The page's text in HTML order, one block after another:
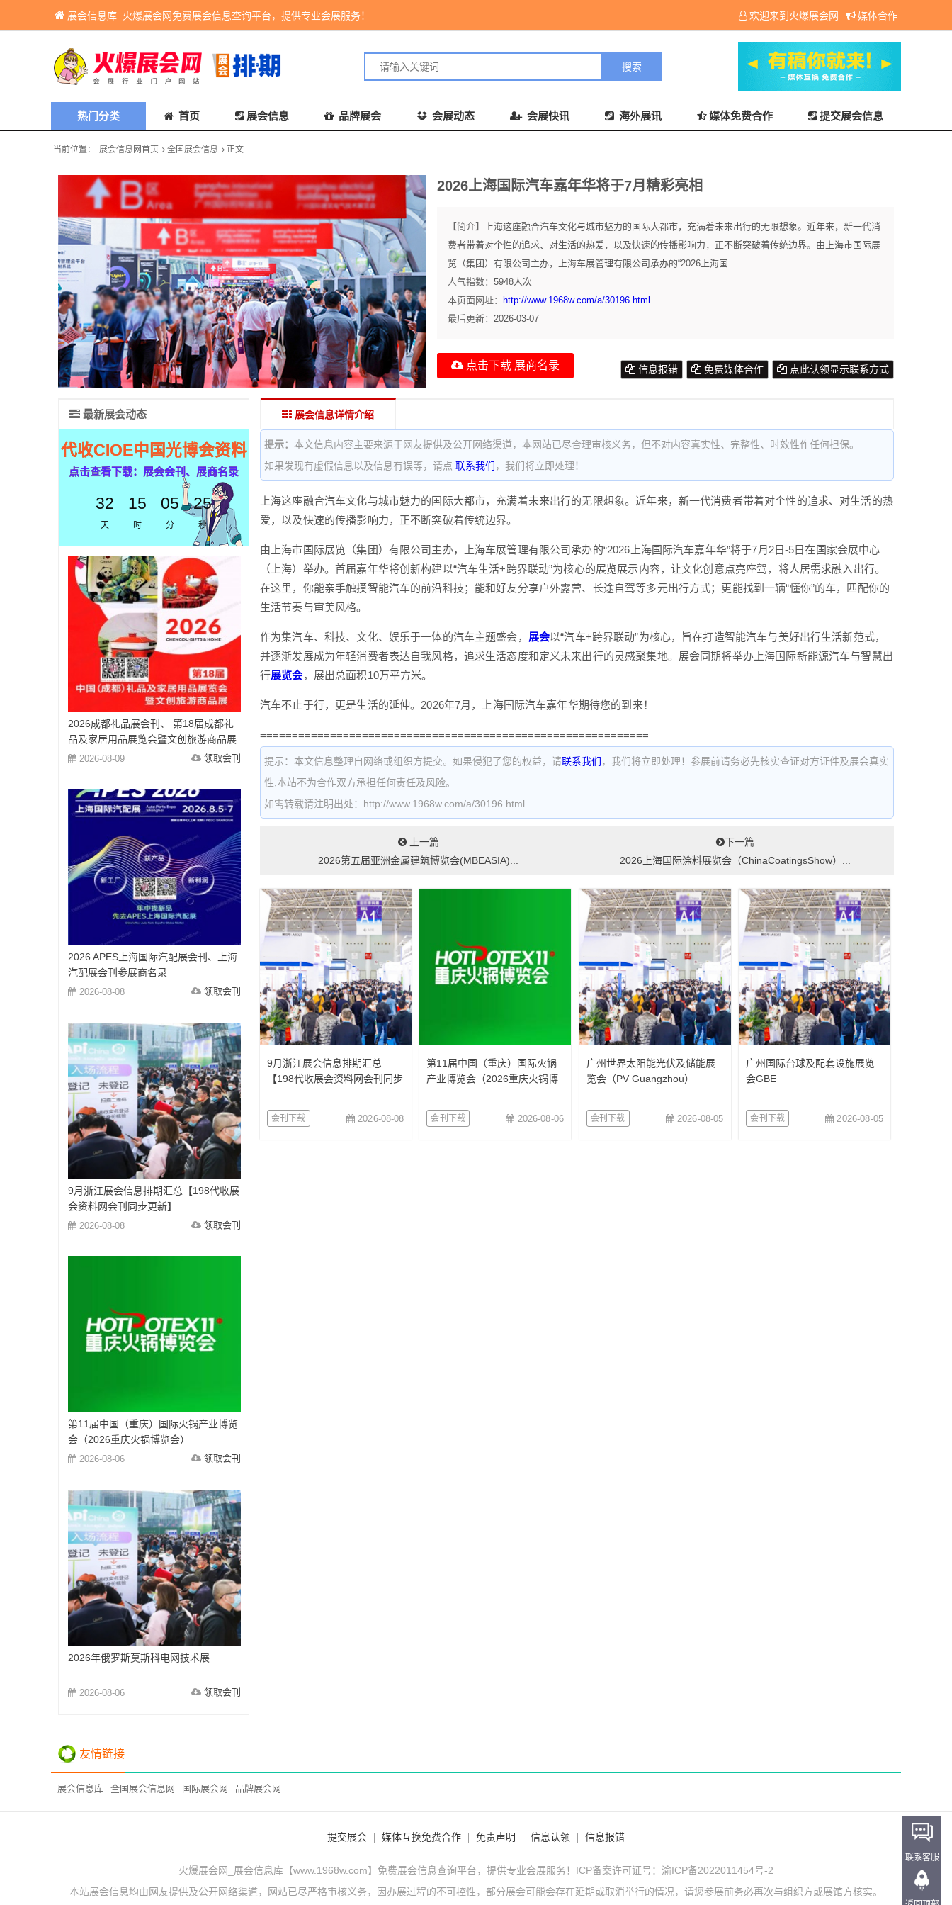
展会信息库_火爆展会网免费展会信息查询平台，提供专业会展服务！ 欢迎来到火爆展会网 媒体合作
热门分类 首页 展会信息 品牌展会 会展动态 会展快讯 海外展讯 媒体免费合作 提交展会信息
当前位置： 展会信息网首页 全国展会信息 正文
2026上海国际汽车嘉年华将于7月精彩亮相
【简介】
上海这座融合汽车文化与城市魅力的国际大都市，充满着未来出行的无限想象。近年来，新一代消
费者带着对个性的追求、对生活的热爱，以及快速的传播影响力，正不断突破着传统边界。由上海市国际展
览（集团）有限公司主办，上海车展管理有限公司承办的“2026上海国...
人气指数： 5948人次
本页面网址：
http://www.1968w.com/a/30196.html
最后更新： 2026-03-07
点击下载 展商名录 点此认领显示联系方式
免费媒体合作
信息报错
展会信息详情介绍
提示： 本文信息内容主要来源于网友提供及公开网络渠道，本网站已尽合理审核义务，但不对内容真实性、完整性、时效性作任何担保。
如果发现有虚假信息以及信息有误等，请点 联系我们 ，我们将立即处理！
上海这座融合汽车文化与城市魅力的国际大都市，充满着未来出行的无限想象。近年来，新一代消费者带着对个性的追求、对生活的热
爱，以及快速的传播影响力，正不断突破着传统边界。
由上海市国际展览（集团）有限公司主办，上海车展管理有限公司承办的“2026上海国际汽车嘉年华”将于7月2日-5日在国家会展中心
（上海）举办。首届嘉年华将创新构建以“汽车生活+跨界联动”为核心的展览展示内容，让文化创意点亮座驾，将人居需求融入出行。
在这里，你能亲手触摸智能汽车的前沿科技；能和好友分享户外露营、长途自驾等多元出行方式；更能找到一辆“懂你”的车，匹配你的
生活节奏与审美风格。
作为集汽车、科技、文化、娱乐于一体的汽车主题盛会， 展会以“汽车+跨界联动”为核心，旨在打造智能汽车与美好出行生活新范式，
并逐渐发展成为年轻消费者表达自我风格，追求生活态度和定义未来出行的灵感聚集地。展会同期将举办上海国际新能源汽车与智慧出
行展览会，展出总面积10万平方米。
汽车不止于行，更是生活的延伸。2026年7月，上海国际汽车嘉年华期待您的到来！
=============================================================
提示：本文信息整理自网络或组织方提交。如果侵犯了您的权益，请联系我们 ，我们将立即处理！参展前请务必先核实查证对方证件及展会真实
性,本站不为合作双方承担任何责任及风险。
如需转载请注明出处：http://www.1968w.com/a/30196.html
上一篇
2026第五届亚洲金属建筑博览会(MBEASIA)...
下一篇
2026上海国际涂料展览会（ChinaCoatingsShow）...
9月浙江展会信息排期汇总
【198代收展会资料网会刊同步
会刊下载 2026-08-08
第11届中国（重庆）国际火锅
产业博览会（2026重庆火锅博
会刊下载 2026-08-06
广州世界太阳能光伏及储能展
览会（PV Guangzhou）
会刊下载 2026-08-05
广州国际台球及配套设施展览
会GBE
会刊下载 2026-08-05
最新展会动态
代收CIOE中国光博会资料
点击查看下载：展会会刊、展商名录
32
天
15
时
05
分
24
秒
2026成都礼品展会刊、 第18届成都礼
品及家居用品展览会暨文创旅游商品展
会刊参展商名录
2026-08-09 领取会刊
2026 APES上海国际汽配展会刊、上海
汽配展会刊参展商名录
2026-08-08 领取会刊
9月浙江展会信息排期汇总【198代收展
会资料网会刊同步更新】
2026-08-08 领取会刊
第11届中国（重庆）国际火锅产业博览
会（2026重庆火锅博览会）
2026-08-06 领取会刊
2026年俄罗斯莫斯科电网技术展
2026-08-06 领取会刊
友情链接
展会信息库 全国展会信息网 国际展会网 品牌展会网
提交展会 媒体互换免费合作 免责声明 信息认领 信息报错
火爆展会网_展会信息库【www.1968w.com】免费展会信息查询平台，提供专业会展服务！ICP备案许可证号： 渝ICP备2022011454号-2
本站展会信息均由网友提供及公开网络渠道，网站已尽严格审核义务，因办展过程的不可控性，部分展会可能会存在延期或取消举行的情况，请您参展前务必再次与组织方或展馆方核实。
联系客服